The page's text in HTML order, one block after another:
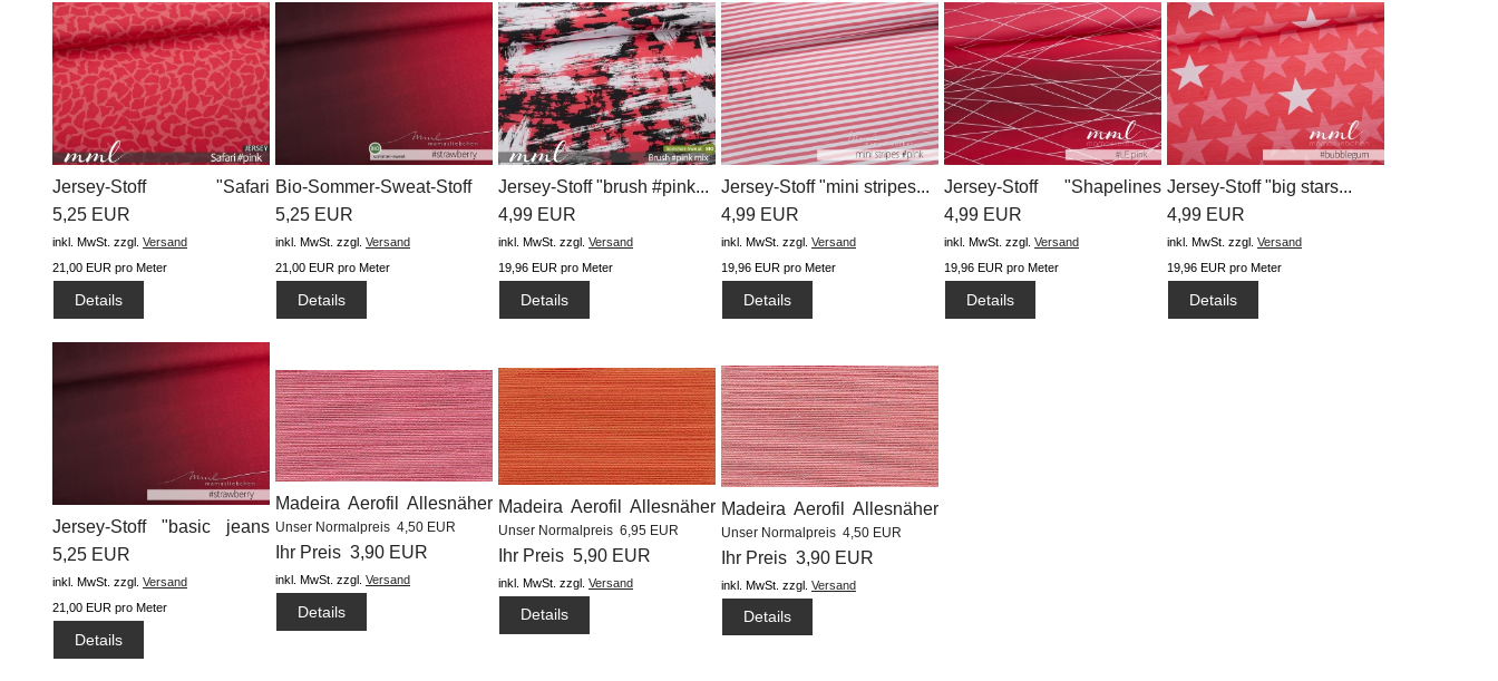
Jersey-Stoff "Safari
#pink"...
5,25 EUR
inkl. MwSt. zzgl. Versand
21,00 EUR pro Meter
Details
Bio-Sommer-Sweat-Stoff
"basic...
5,25 EUR
inkl. MwSt. zzgl. Versand
21,00 EUR pro Meter
Details
Jersey-Stoff "brush #pink...
4,99 EUR
inkl. MwSt. zzgl. Versand
19,96 EUR pro Meter
Details
Jersey-Stoff "mini stripes...
4,99 EUR
inkl. MwSt. zzgl. Versand
19,96 EUR pro Meter
Details
Jersey-Stoff "Shapelines
#LE...
4,99 EUR
inkl. MwSt. zzgl. Versand
19,96 EUR pro Meter
Details
Jersey-Stoff "big stars...
4,99 EUR
inkl. MwSt. zzgl. Versand
19,96 EUR pro Meter
Details
Jersey-Stoff "basic jeans
flow...
5,25 EUR
inkl. MwSt. zzgl. Versand
21,00 EUR pro Meter
Details
Madeira Aerofil Allesnäher
(400m) #9090
Unser Normalpreis 4,50 EUR
Ihr Preis 3,90 EUR
inkl. MwSt. zzgl. Versand
Details
Madeira Aerofil Allesnäher
(1000m) #8678
Unser Normalpreis 6,95 EUR
Ihr Preis 5,90 EUR
inkl. MwSt. zzgl. Versand
Details
Madeira Aerofil Allesnäher
(400m) #9070
Unser Normalpreis 4,50 EUR
Ihr Preis 3,90 EUR
inkl. MwSt. zzgl. Versand
Details